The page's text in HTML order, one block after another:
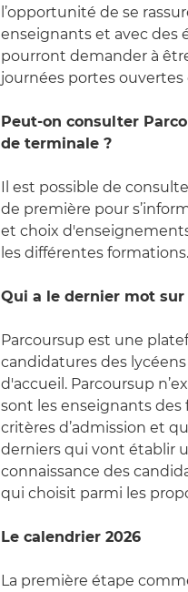
l’opportunité de se
enseignants et avec des
pourront demander à
journées portes
Peut-on consulter
de terminale ?
Il est possible de
de première pour
et choix
les différentes formations.
Qui a le dernier mot sur
Parcoursup est une
candidatures des
d'accueil. Parcoursup
sont les enseignants
critères d’admission et
derniers qui vont établir
connaissance des
qui choisit parmi les
Le calendrier 2026
La première étape